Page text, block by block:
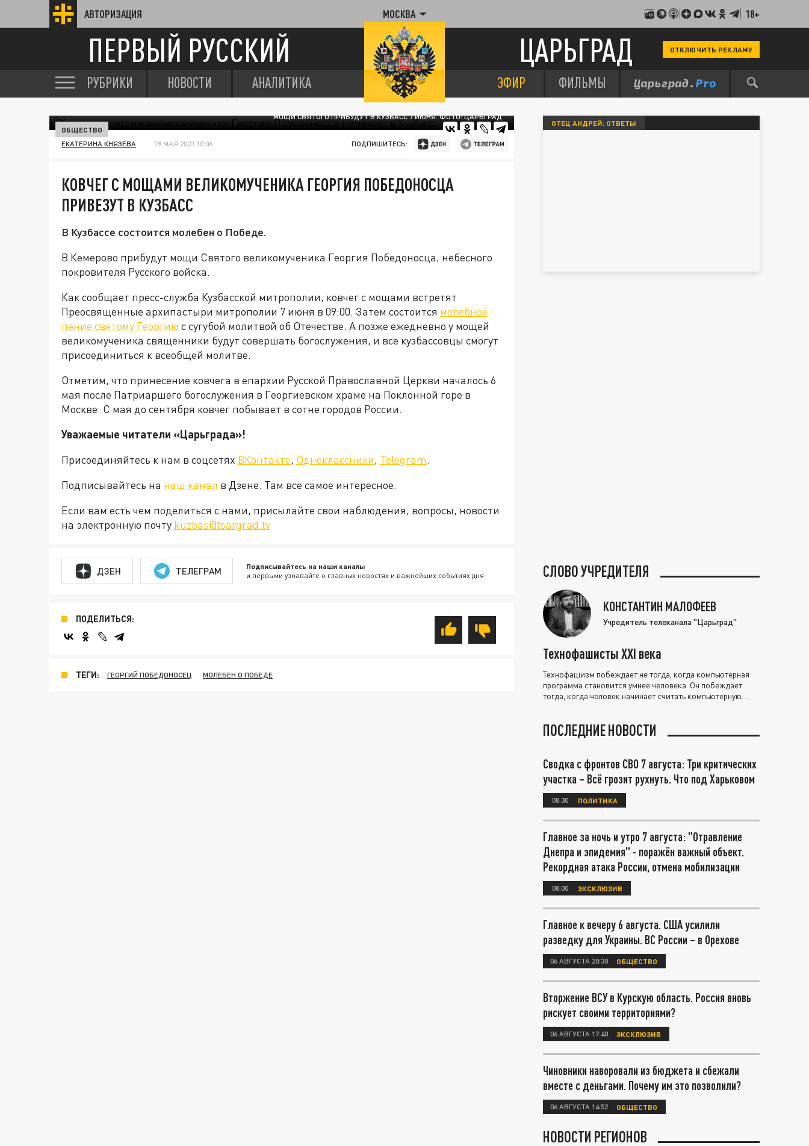
АВТОРИЗАЦИЯ МОСКВА 18+
ПЕРВЫЙ РУССКИЙ ЦАРЬГРАД ОТКЛЮЧИТЬ РЕКЛАМУ
РУБРИКИ НОВОСТИ АНАЛИТИКА ЭФИР ФИЛЬМЫ
МОЩИ СВЯТОГО ПРИБУДУТ В КУЗБАСС 7 ИЮНЯ. ФОТО: ЦАРЬГРАД
ОБЩЕСТВО
ЕКАТЕРИНА КНЯЗЕВА 19 МАЯ 2023 10:06 ПОДПИШИТЕСЬ:
КОВЧЕГ С МОЩАМИ ВЕЛИКОМУЧЕНИКА ГЕОРГИЯ ПОБЕДОНОСЦА
ПРИВЕЗУТ В КУЗБАСС
В Кузбассе состоится молебен о Победе.
В Кемерово прибудут мощи Святого великомученика Георгия Победоносца, небесного
покровителя Русского войска.
Как сообщает пресс-служба Кузбасской митрополии, ковчег с мощами встретят
Преосвященные архипастыри митрополии 7 июня в 09:00. Затем состоится молебное
пение святому Георгию с сугубой молитвой об Отечестве. А позже ежедневно у мощей
великомученика священники будут совершать богослужения, и все кузбассовцы смогут
присоединиться к всеобщей молитве.
Отметим, что принесение ковчега в епархии Русской Православной Церкви началось 6
мая после Патриаршего богослужения в Георгиевском храме на Поклонной горе в
Москве. С мая до сентября ковчег побывает в сотне городов России.
Уважаемые читатели «Царьграда»!
Присоединяйтесь к нам в соцсетях ВКонтакте, Одноклассники, Telegram.
Подписывайтесь на наш канал в Дзене. Там все самое интересное.
Если вам есть чем поделиться с нами, присылайте свои наблюдения, вопросы, новости
на электронную почту kuzbas@tsargrad.tv
ДЗЕН ТЕЛЕГРАМ Подписывайтесь на наши каналы
и первыми узнавайте о главных новостях и важнейших событиях дня.
ПОДЕЛИТЬСЯ:
ТЕГИ: ГЕОРГИЙ ПОБЕДОНОСЕЦ МОЛЕБЕН О ПОБЕДЕ
ОТЕЦ АНДРЕЙ: ОТВЕТЫ
СЛОВО УЧРЕДИТЕЛЯ
КОНСТАНТИН МАЛОФЕЕВ
Учредитель телеканала "Царьград"
Технофашисты XXI века
Технофашизм побеждает не тогда, когда компьютерная
программа становится умнее человека. Он побеждает
тогда, когда человек начинает считать компьютерную
ПОСЛЕДНИЕ НОВОСТИ
Сводка с фронтов СВО 7 августа: Три критических
участка – Всё грозит рухнуть. Что под Харьковом
08:30 ПОЛИТИКА
Главное за ночь и утро 7 августа: "Отравление
Днепра и эпидемия" - поражён важный объект.
Рекордная атака России, отмена мобилизации
08:00 ЭКСКЛЮЗИВ
Главное к вечеру 6 августа. США усилили
разведку для Украины. ВС России – в Орехове
06 АВГУСТА 20:30 ОБЩЕСТВО
Вторжение ВСУ в Курскую область. Россия вновь
рискует своими территориями?
06 АВГУСТА 17:40 ЭКСКЛЮЗИВ
Чиновники наворовали из бюджета и сбежали
вместе с деньгами. Почему им это позволили?
06 АВГУСТА 14:52 ОБЩЕСТВО
НОВОСТИ РЕГИОНОВ